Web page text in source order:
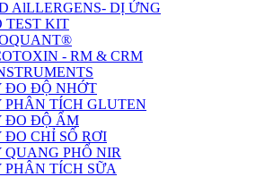
AlLLERGENS- DỊ ỨNG
TEST KIT
- RM & CRM
ĐO ĐỘ NHỚT
PHÂN TÍCH GLUTEN
ĐO ĐỘ ẨM
ĐO CHỈ SỐ RƠI
QUANG PHỔ NIR
PHÂN TÍCH SỮA